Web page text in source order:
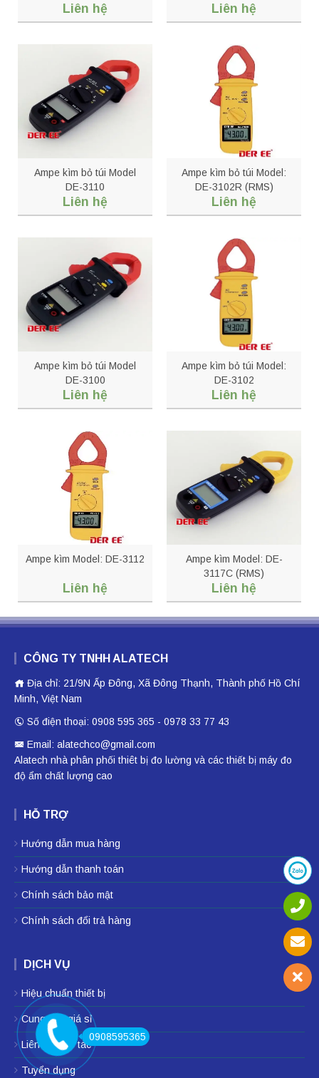
Liên hệ
AC/DC Clamp Meter
(Pocket Size)
Liên hệ
Ampe kìm bỏ túi Model
DE-3110
Liên hệ
Ampe kìm bỏ túi Model:
DE-3102R (RMS)
Liên hệ
Ampe kìm bỏ túi Model
DE-3100
Liên hệ
Ampe kìm bỏ túi Model:
DE-3102
Liên hệ
Ampe kìm Model: DE-3112
Liên hệ
Ampe kìm Model: DE-
3117C (RMS)
Liên hệ
CÔNG TY TNHH ALATECH
Địa chỉ: 21/9N Ấp Đông, Xã Đông Thạnh, Thành phố Hồ Chí
Minh, Việt Nam
Số điện thoại: 0908 595 365 - 0978 33 77 43
Email: alatechco@gmail.com
Alatech nhà phân phối thiêt bị đo lường và các thiết bị máy đo
độ ẩm chất lượng cao
HỖ TRỢ
Hướng dẫn mua hàng
Hướng dẫn thanh toán
Chính sách bảo mật
Chính sách đổi trả hàng
DỊCH VỤ
Hiệu chuẩn thiết bị
Cung cấp giá sỉ
Liên hệ hợp tác
Tuyển dụng
0908595365